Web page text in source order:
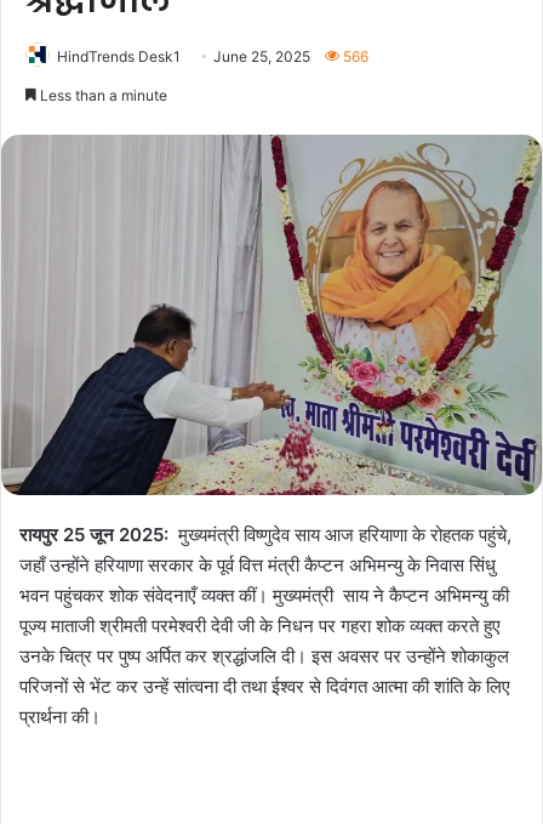
HindTrends Desk1 June 25, 2025 566
Less than a minute
रायपुर 25 जून 2025: मुख्यमंत्री विष्णुदेव साय आज हरियाणा के रोहतक पहुंचे,
जहाँ उन्होंने हरियाणा सरकार के पूर्व वित्त मंत्री कैप्टन अभिमन्यु के निवास सिंधु
भवन पहुंचकर शोक संवेदनाएँ व्यक्त कीं। मुख्यमंत्री साय ने कैप्टन अभिमन्यु की
पूज्य माताजी श्रीमती परमेश्वरी देवी जी के निधन पर गहरा शोक व्यक्त करते हुए
उनके चित्र पर पुष्प अर्पित कर श्रद्धांजलि दी। इस अवसर पर उन्होंने शोकाकुल
परिजनों से भेंट कर उन्हें सांत्वना दी तथा ईश्वर से दिवंगत आत्मा की शांति के लिए
प्रार्थना की।